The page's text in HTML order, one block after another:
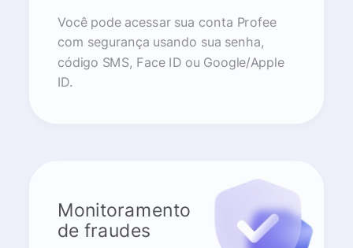
Você pode acessar sua conta Profee
com segurança usando sua senha,
código SMS, Face ID ou Google/Apple
ID.
Monitoramento
de fraudes